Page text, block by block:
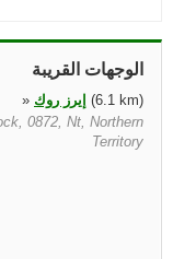
الوجهات القريبة
» إيرز روك
(6.1 km)
0872, Nt, Northern
Territory